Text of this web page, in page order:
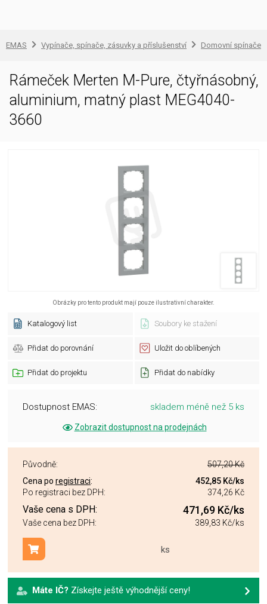
EMAS Vypínače, spínače, zásuvky a příslušenství Domovní spínače
Rámeček Merten M-Pure, čtyřnásobný,
aluminium, matný plast MEG4040-
3660
Obrázky pro tento produkt mají pouze ilustrativní charakter.
Katalogový list Soubory ke stažení
Přidat do porovnání Uložit do oblíbených
Přidat do projektu Přidat do nabídky
Dostupnost EMAS: skladem méně než 5 ks
Zobrazit dostupnost na prodejnách
Původně:
507,20 Kč
Cena po registraci: 452,85 Kč/ks
Po registraci bez DPH:
374,26 Kč
Vaše cena s DPH: 471,69 Kč/ks
Vaše cena bez DPH: 389,83 Kč/ks
ks
Přidat do košíku
Máte IČ? Získejte ještě výhodnější ceny!